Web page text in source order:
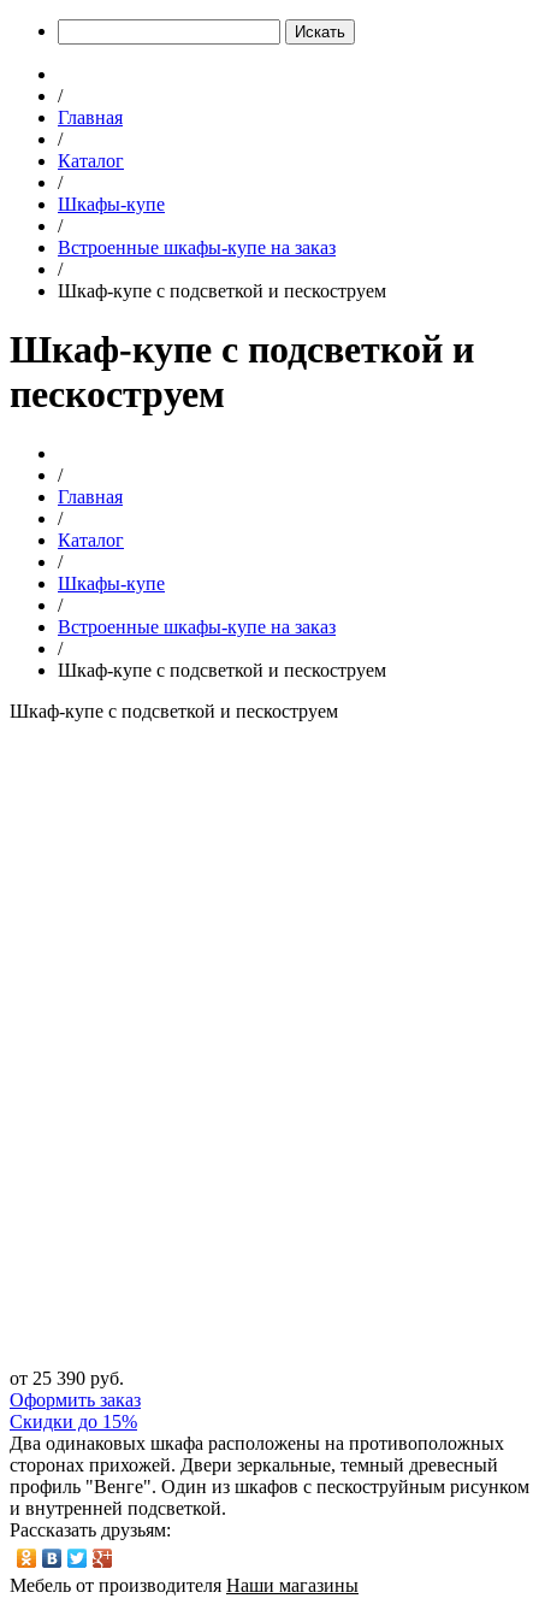
Искать
/
Главная
/
Каталог
/
Шкафы-купе
/
Встроенные шкафы-купе на заказ
/
Шкаф-купе с подсветкой и пескоструем
Шкаф-купе с подсветкой и
пескоструем
/
Главная
/
Каталог
/
Шкафы-купе
/
Встроенные шкафы-купе на заказ
/
Шкаф-купе с подсветкой и пескоструем
Шкаф-купе с подсветкой и пескоструем
от 25 390 руб.
Оформить заказ
Скидки до 15%
Два одинаковых шкафа расположены на противоположных
сторонах прихожей. Двери зеркальные, темный древесный
профиль "Венге". Один из шкафов с пескоструйным рисунком
и внутренней подсветкой.
Рассказать друзьям:
Мебель от производителя Наши магазины